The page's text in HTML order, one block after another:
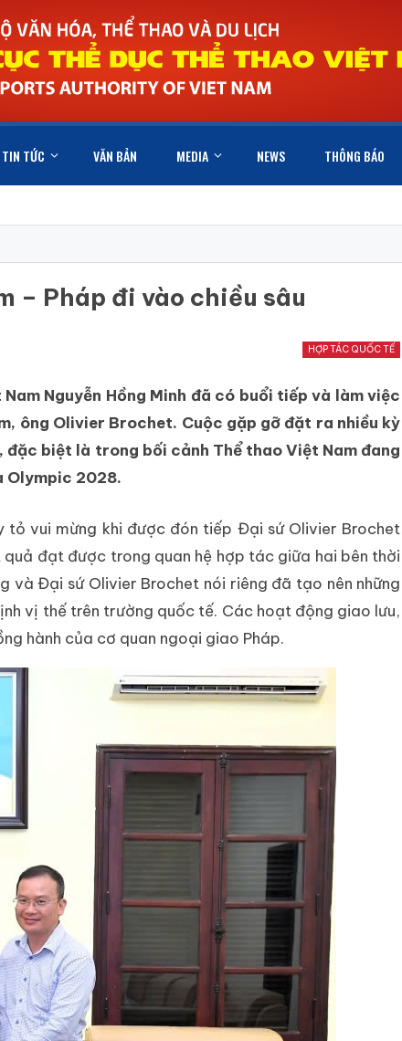
TIN TỨC VĂN BẢN MEDIA NEWS THÔNG BÁO
– Pháp đi vào chiều sâu
HỢP TÁC QUỐC TẾ
Nguyễn Hồng Minh đã có buổi tiếp và làm việc
ông Olivier Brochet. Cuộc gặp gỡ đặt ra nhiều kỳ
biệt là trong bối cảnh Thể thao Việt Nam đang
Olympic 2028.
tỏ vui mừng khi được đón tiếp Đại sứ Olivier Brochet
đạt được trong quan hệ hợp tác giữa hai bên thời
và Đại sứ Olivier Brochet nói riêng đã tạo nên những
vị thế trên trường quốc tế. Các hoạt động giao lưu,
hành của cơ quan ngoại giao Pháp.